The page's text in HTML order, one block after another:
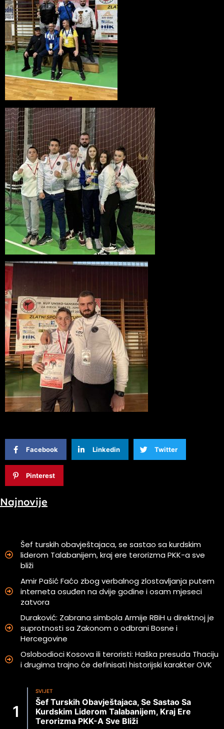
Facebook Linkedin Twitter
Pinterest
Najnovije
Šef turskih obavještajaca, se sastao sa kurdskim
liderom Talabanijem, kraj ere terorizma PKK-a sve
bliži
Amir Pašić Faćo zbog verbalnog zlostavljanja putem
interneta osuđen na dvije godine i osam mjeseci
zatvora
Duraković: Zabrana simbola Armije RBiH u direktnoj je
suprotnosti sa Zakonom o odbrani Bosne i
Hercegovine
Oslobodioci Kosova ili teroristi: Haška presuda Thaciju
i drugima trajno će definisati historijski karakter OVK
SVIJET
Šef Turskih Obavještajaca, Se Sastao Sa
Kurdskim Liderom Talabanijem, Kraj Ere
Terorizma PKK-A Sve Bliži